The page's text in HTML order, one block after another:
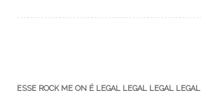
ESSE ROCK ME ON É LEGAL LEGAL LEGAL LEGAL